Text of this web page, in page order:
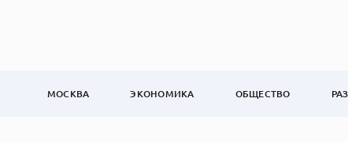
МОСКВА ЭКОНОМИКА ОБЩЕСТВО